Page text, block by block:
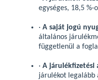
egységes, 18,5
· A saját jogú
általános
függetlenül a
· A járulékfizetési
járulékot legalább